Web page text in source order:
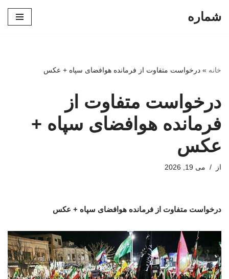
شماره
خانه » درخواست متفاوت از فرمانده هوافضای سپاه + عکس
درخواست متفاوت از
فرمانده هوافضای سپاه +
عکس
از می 19, 2026
درخواست متفاوت از فرمانده هوافضای سپاه + عکس